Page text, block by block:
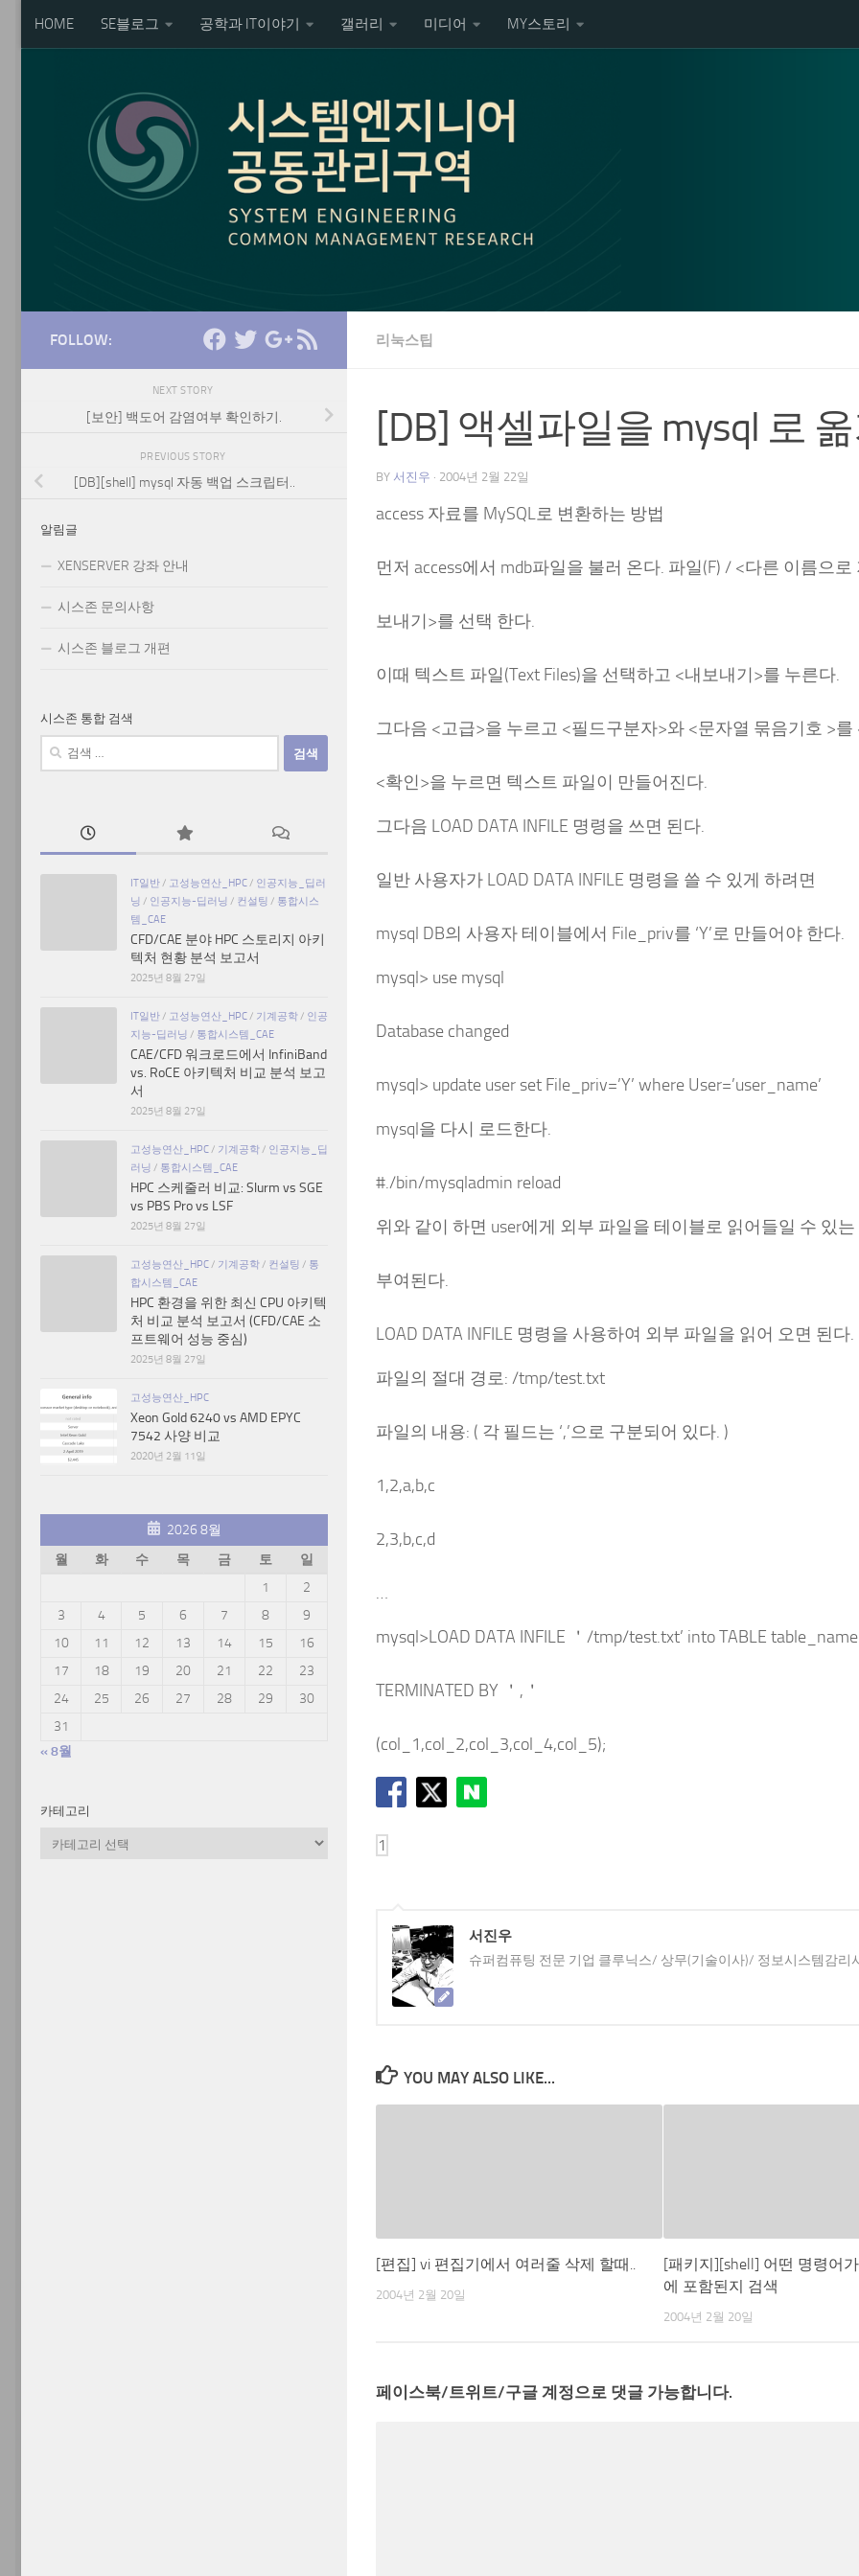
Skip to content
HOME SE블로그 공학과 IT이야기 갤러리 미디어 MY스토리
리눅스팁
[DB] 액셀파일을 mysql 로
BY 서진우 · 2004년 2월 22일
access 자료를 MySQL로 변환하는 방법
먼저 access에서 mdb파일을 불러 온다. 파일(F) / <다른 이름으
보내기>를 선택 한다.
이때 텍스트 파일(Text Files)을 선택하고 <내보내기>를 누른다.
그다음 <고급>을 누르고 <필드구분자>와 <문자열 묶음기호 >를
<확인>을 누르면 텍스트 파일이 만들어진다.
그다음 LOAD DATA INFILE 명령을 쓰면 된다.
일반 사용자가 LOAD DATA INFILE 명령을 쓸 수 있게 하려면
mysql DB의 사용자 테이블에서 File_priv를 ‘Y’로 만들어야 한다.
mysql> use mysql
Database changed
mysql> update user set File_priv=’Y’ where User=’user_name’
mysql을 다시 로드한다.
#./bin/mysqladmin reload
위와 같이 하면 user에게 외부 파일을 테이블로 읽어들일 수 있
부여된다.
LOAD DATA INFILE 명령을 사용하여 외부 파일을 읽어 오면 된다.
파일의 절대 경로: /tmp/test.txt
파일의 내용: ( 각 필드는 ‘,’으로 구분되어 있다. )
1,2,a,b,c
2,3,b,c,d
…
mysql>LOAD DATA INFILE ＇/tmp/test.txt’ into TABLE table_name
TERMINATED BY ＇,＇
(col_1,col_2,col_3,col_4,col_5);
서진우
슈퍼컴퓨팅 전문 기업 클루닉스/ 상무(기술이사)/ 정보시스템감리
YOU MAY ALSO LIKE...
[편집] vi 편집기에서 여러줄 삭제 할때..
2004년 2월 20일
[패키지][shell] 어떤 명령어
에 포함된지 검색
2004년 2월 20일
페이스북/트위트/구글 계정으로 댓글 가능합니다.
FOLLOW:
NEXT STORY
[보안] 백도어 감염여부 확인하기.
PREVIOUS STORY
[DB][shell] mysql 자동 백업 스크립터..
알림글
XENSERVER 강좌 안내
시스존 문의사항
시스존 블로그 개편
시스존 통합 검색
검
IT일반/ 고성능연산_HPC/ 인공지능_딥러
닝 / 인공지능-딥러닝 / 컨설팅 / 통합시스
템_CAE
CFD/CAE 분야 HPC 스토리지 아키
텍처 현황 분석 보고서
2025년 8월 27일
IT일반/ 고성능연산_HPC/ 기계공학/ 인공
지능-딥러닝 / 통합시스템_CAE
CAE/CFD 워크로드에서 InfiniBand
vs. RoCE 아키텍처 비교 분석 보고
서
2025년 8월 27일
고성능연산_HPC/ 기계공학/ 인공지능_딥
러닝 / 통합시스템_CAE
HPC 스케줄러 비교: Slurm vs SGE
vs PBS Pro vs LSF
2025년 8월 27일
고성능연산_HPC/ 기계공학/ 컨설팅 / 통
합시스템_CAE
HPC 환경을 위한 최신 CPU 아키텍
처 비교 분석 보고서 (CFD/CAE 소
프트웨어 성능 중심)
2025년 8월 27일
고성능연산_HPC
Xeon Gold 6240 vs AMD EPYC
7542 사양 비교
2020년 2월 11일
2026 8월
월
화 수 목 금 토
일
1
2
3
4 5 6 7 8
9
10
11 12 13 14 15
16
17
18 19 20 21 22
23
24
25 26 27 28 29
30
31
« 8월
카테고리